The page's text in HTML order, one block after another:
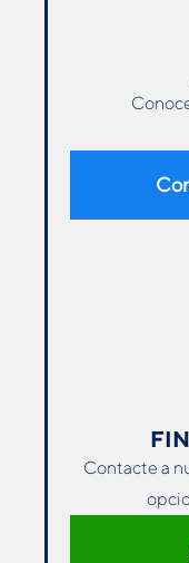
Contacte a